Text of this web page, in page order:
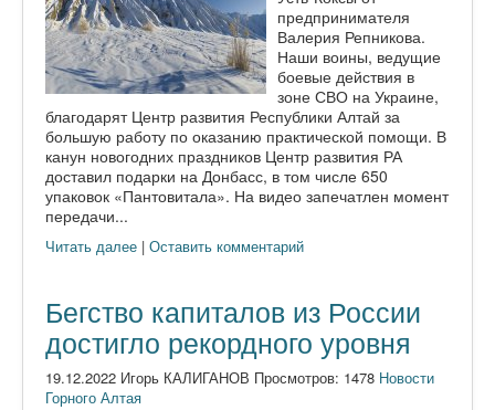
предпринимателя
Валерия Репникова.
Наши воины, ведущие
боевые действия в
зоне СВО на Украине,
благодарят Центр развития Республики Алтай за
большую работу по оказанию практической помощи. В
канун новогодних праздников Центр развития РА
доставил подарки на Донбасс, в том числе 650
упаковок «Пантовитала». На видео запечатлен момент
передачи...
Читать далее | Оставить комментарий
Бегство капиталов из России
достигло рекордного уровня
19.12.2022 Игорь КАЛИГАНОВ Просмотров: 1478 Новости
Горного Алтая